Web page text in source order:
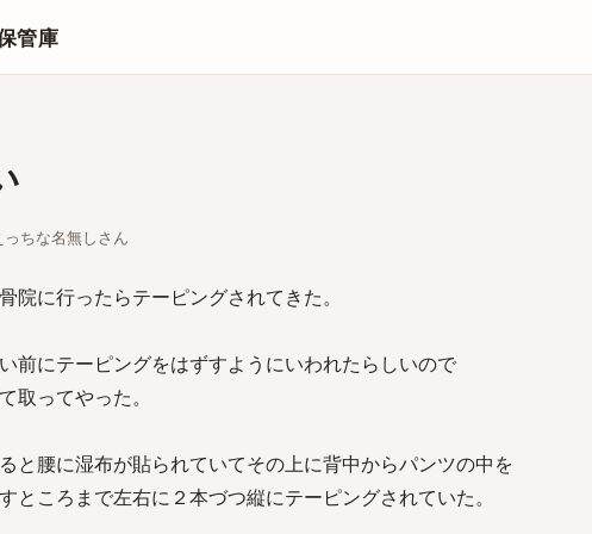
管庫
ちな名無しさん
院に行ったらテーピングされてきた。
前にテーピングをはずすようにいわれたらしいので
取ってやった。
と腰に湿布が貼られていてその上に背中からパンツの中を
ところまで左右に２本づつ縦にテーピングされていた。